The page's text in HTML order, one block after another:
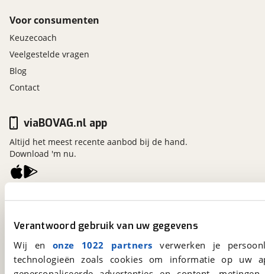
Verantwoord gebruik van uw gegevens
Wij en onze 1022 partners verwerken je
technologieën zoals cookies om informatie op
Voor consumenten
Keuzecoach
Veelgestelde vragen
Blog
Contact
viaBOVAG.nl
3981 AJ Bunnik
BOVAG
viaBOVAG.nl app
Altijd het meest recente aanbod bij de hand.
Download 'm nu.